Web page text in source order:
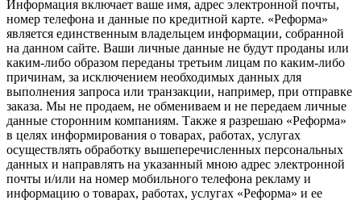
Информация включает ваше имя, адрес электронной почты,
номер телефона и данные по кредитной карте. «Реформа»
является единственным владельцем информации, собранной
на данном сайте. Ваши личные данные не будут проданы или
каким-либо образом переданы третьим лицам по каким-либо
причинам, за исключением необходимых данных для
выполнения запроса или транзакции, например, при отправке
заказа. Мы не продаем, не обмениваем и не передаем личные
данные сторонним компаниям. Также я разрешаю «Реформа»
в целях информирования о товарах, работах, услугах
осуществлять обработку вышеперечисленных персональных
данных и направлять на указанный мною адрес электронной
почты и/или на номер мобильного телефона рекламу и
информацию о товарах, работах, услугах «Реформа» и ее